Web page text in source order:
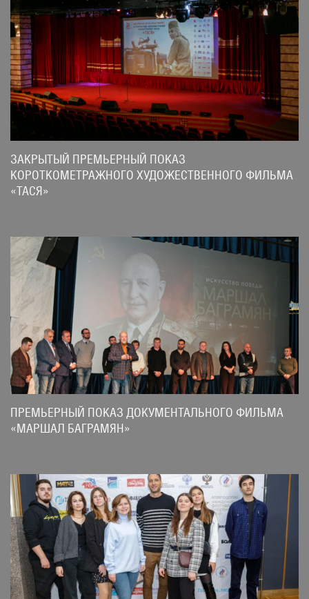
ЗАКРЫТЫЙ ПРЕМЬЕРНЫЙ ПОКАЗ
КОРОТКОМЕТРАЖНОГО ХУДОЖЕСТВЕННОГО ФИЛЬМА
«ТАСЯ»
ПРЕМЬЕРНЫЙ ПОКАЗ ДОКУМЕНТАЛЬНОГО ФИЛЬМА
«МАРШАЛ БАГРАМЯН»